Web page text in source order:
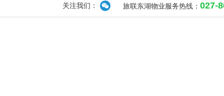
关注我们： 旅联东湖物业服务热线： 027-